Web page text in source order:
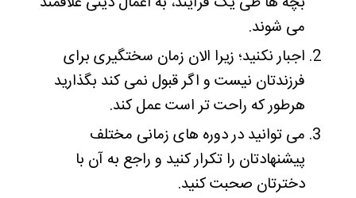
می شوند.
اجبار نکنید؛ زیرا الان زمان سختگیری برای
فرزندتان نیست و اگر قبول نمی کند بگذارید
هرطور که راحت تر است عمل کند.
می توانید در دوره های زمانی مختلف
پیشنهادتان را تکرار کنید و راجع به آن با
دخترتان صحبت کنید.